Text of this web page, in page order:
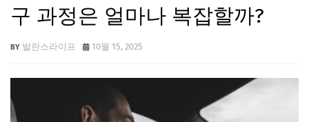
구 과정은 얼마나 복잡할까?
발란스라이프 10월 15, 2025